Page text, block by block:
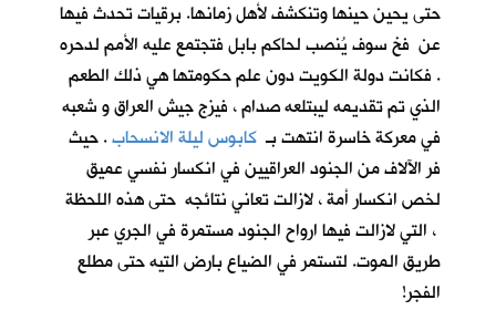
حتى يحين حينها وتنكشف لأهل زمانها. برقيات تحدث فيها
عن فخ سوف يُنصب لحاكم بابل فتجتمع عليه الأمم لدحره
. فكانت دولة الكويت دون علم حكومتها هي ذلك الطعم
الذي تم تقديمه ليبتلعه صدام ، فيزج جيش العراق و شعبه
في معركة خاسرة انتهت بـ كابوس ليلة الانسحاب. حيث
فر الآلاف من الجنود العراقيين في انكسار نفسي عميق
لخص انكسار أمة ، لازالت تعاني نتائجه حتى هذه اللحظة
، التي لازالت فيها ارواح الجنود مستمرة في الجري عبر
طريق الموت. لتستمر في الضياع بارض التيه حتى مطلع
الفجر!